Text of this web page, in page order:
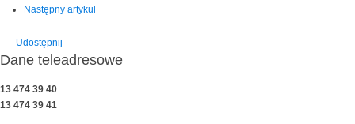
Następny artykuł
Udostępnij
Dane teleadresowe
13 474 39 40
13 474 39 41